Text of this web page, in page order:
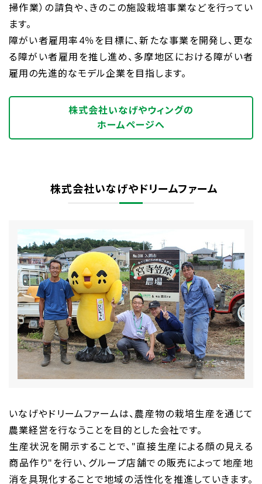
掃作業）の請負や、きのこの施設栽培事業などを行ってい
ます。
障がい者雇用率4％を目標に、新たな事業を開発し、更な
る障がい者雇用を推し進め、多摩地区における障がい者
雇用の先進的なモデル企業を目指します。
株式会社いなげやウィングの
ホームページへ
株式会社いなげやドリームファーム
いなげやドリームファームは、農産物の栽培生産を通じて
農業経営を行なうことを目的とした会社です。
生産状況を開示することで、"直接生産による顔の見える
商品作り"を行い、グループ店舗での販売によって地産地
消を具現化することで地域の活性化を推進していきます。